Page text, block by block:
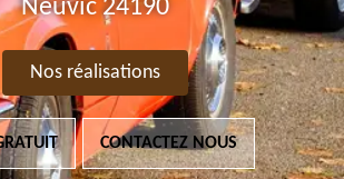
Neuvic 24190
Nos réalisations
CONTACTEZ NOUS